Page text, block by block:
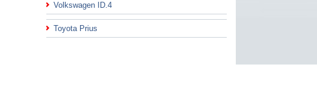
Volkswagen ID.4
Toyota Prius